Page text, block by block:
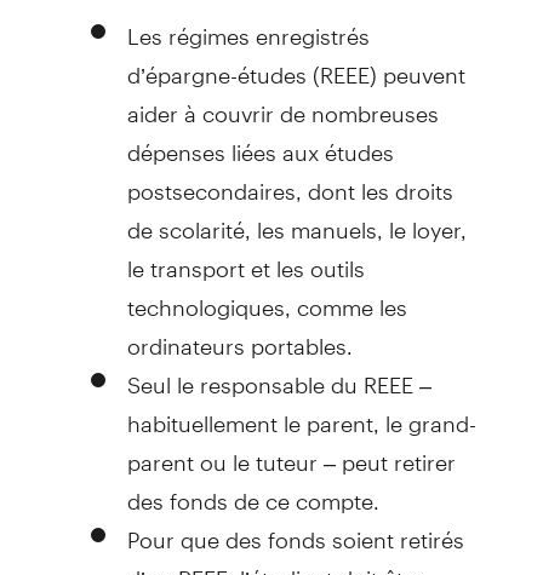
Les régimes enregistrés
d’épargne-études (REEE) peuvent
aider à couvrir de nombreuses
dépenses liées aux études
postsecondaires, dont les droits
de scolarité, les manuels, le loyer,
le transport et les outils
technologiques, comme les
ordinateurs portables.
Seul le responsable du REEE –
habituellement le parent, le grand-
parent ou le tuteur – peut retirer
des fonds de ce compte.
Pour que des fonds soient retirés